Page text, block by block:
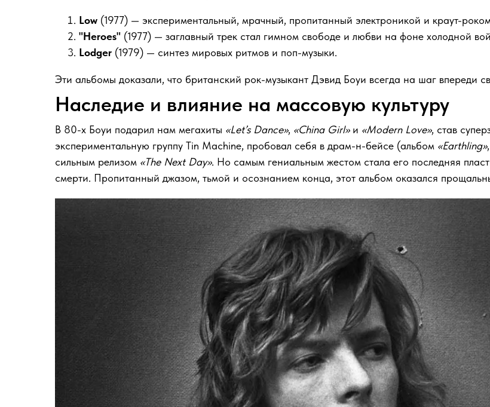
Low (1977) — экспериментальный, мрачный, пропитанный электроникой и краут-
"Heroes" (1977) — заглавный трек стал гимном свободе и любви на фоне холодной
Lodger (1979) — синтез мировых ритмов и поп-музыки.
Эти альбомы доказали, что британский рок-музыкант Дэвид Боуи всегда на шаг впереди
Наследие и влияние на массовую культуру
В 80-х Боуи подарил нам мегахиты «Let’s Dance», «China Girl»и «Modern Love», став
экспериментальную группу Tin Machine, пробовал себя в драм-н-бейсе (альбом «Earthling»
сильным релизом «The Next Day». Но самым гениальным жестом стала его последняя
смерти. Пропитанный джазом, тьмой и осознанием конца, этот альбом оказался